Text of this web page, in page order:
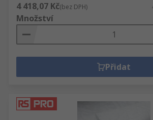
4 418,07 Kč(bez DPH)
Množství
Přidat